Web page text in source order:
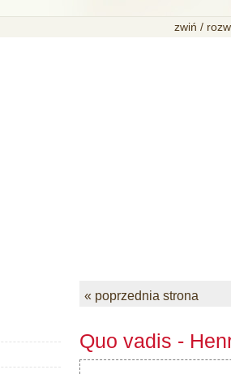
zwiń /
« poprzednia strona
Quo vadis -